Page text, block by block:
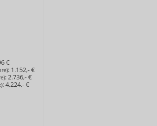
€
: 1.152,- €
:2.736,- €
:4.224,- €